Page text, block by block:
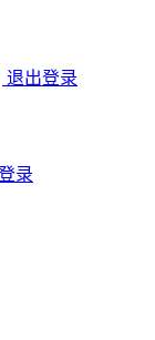
退出登录
录